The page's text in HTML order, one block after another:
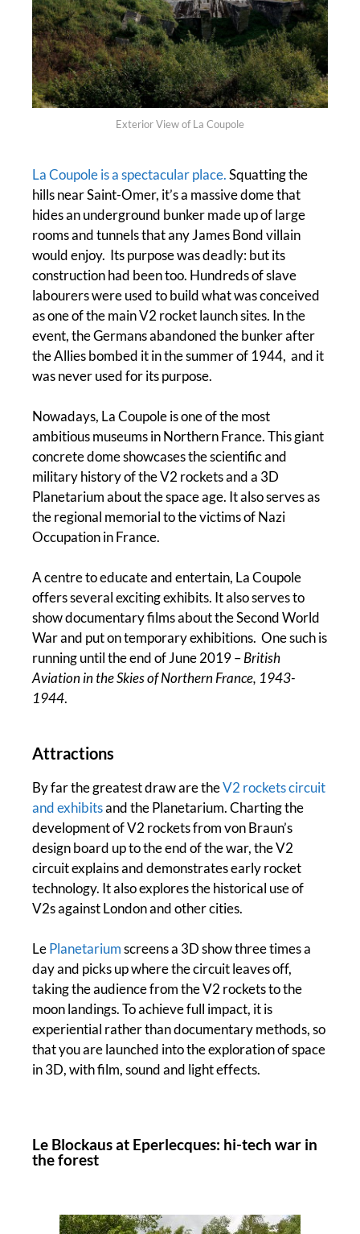
Exterior View of La Coupole
La Coupole is a spectacular place.Squatting the
hills near Saint-Omer, it’s a massive dome that
hides an underground bunker made up of large
rooms and tunnels that any James Bond villain
would enjoy. Its purpose was deadly: but its
construction had been too. Hundreds of slave
labourers were used to build what was conceived
as one of the main V2 rocket launch sites. In the
event, the Germans abandoned the bunker after
the Allies bombed it in the summer of 1944, and it
was never used for its purpose.
Nowadays, La Coupole is one of the most
ambitious museums in Northern France. This giant
concrete dome showcases the scientific and
military history of the V2 rockets and a 3D
Planetarium about the space age. It also serves as
the regional memorial to the victims of Nazi
Occupation in France.
A centre to educate and entertain, La Coupole
offers several exciting exhibits. It also serves to
show documentary films about the Second World
War and put on temporary exhibitions. One such is
running until the end of June 2019 –British
Aviation in the Skies of Northern France, 1943-
1944.
Attractions
By far the greatest draw are theV2 rockets circuit
and exhibitsand the Planetarium. Charting the
development of V2 rockets from von Braun’s
design board up to the end of the war, the V2
circuit explains and demonstrates early rocket
technology. It also explores the historical use of
V2s against London and other cities.
LePlanetariumscreens a 3D show three times a
day and picks up where the circuit leaves off,
taking the audience from the V2 rockets to the
moon landings. To achieve full impact, it is
experiential rather than documentary methods, so
that you are launched into the exploration of space
in 3D, with film, sound and light effects.
Le Blockaus at Eperlecques: hi-tech war in
the forest